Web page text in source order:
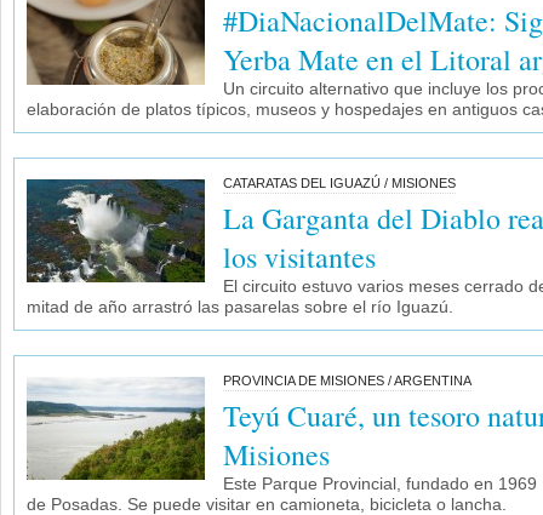
#DiaNacionalDelMate:
Yerba Mate en el Litoral
Un circuito alternativo que incluye los
elaboración de platos típicos, museos y hospedajes en antiguos
CATARATAS DEL IGUAZÚ / MISIONES
La Garganta del Diablo
los visitantes
El circuito estuvo varios meses cerrado
mitad de año arrastró las pasarelas sobre el río Iguazú.
PROVINCIA DE MISIONES / ARGENTINA
Teyú Cuaré, un tesoro
Misiones
Este Parque Provincial, fundado en
de Posadas. Se puede visitar en camioneta, bicicleta o lancha.